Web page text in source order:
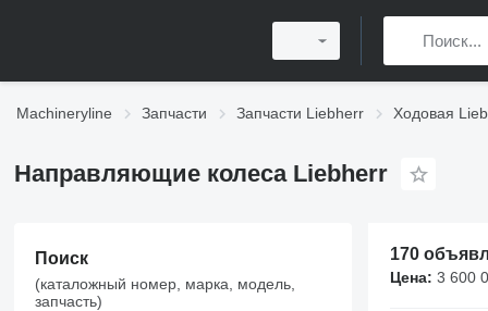
Machineryline Запчасти Запчасти Liebherr Ходовая
Направляющие колеса Liebherr
Поиск
(каталожный номер, марка, модель,
запчасть)
170
Цена: 3 600